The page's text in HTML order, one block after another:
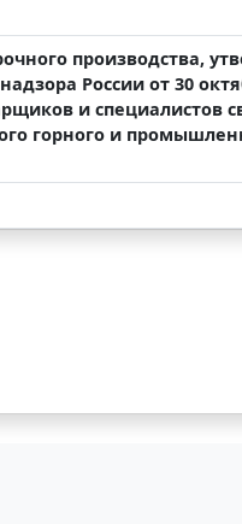
производства,
России от 30
и специалистов
горного и